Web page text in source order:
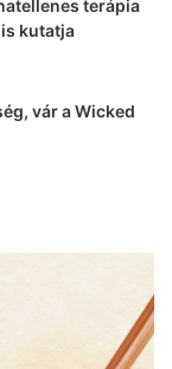
terápia
kutatja
vár a Wicked